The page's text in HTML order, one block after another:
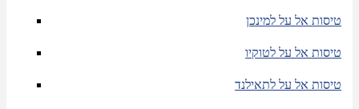
טיסות אל על למינכן
טיסות אל על לטוקיו
טיסות אל על לתאילנד